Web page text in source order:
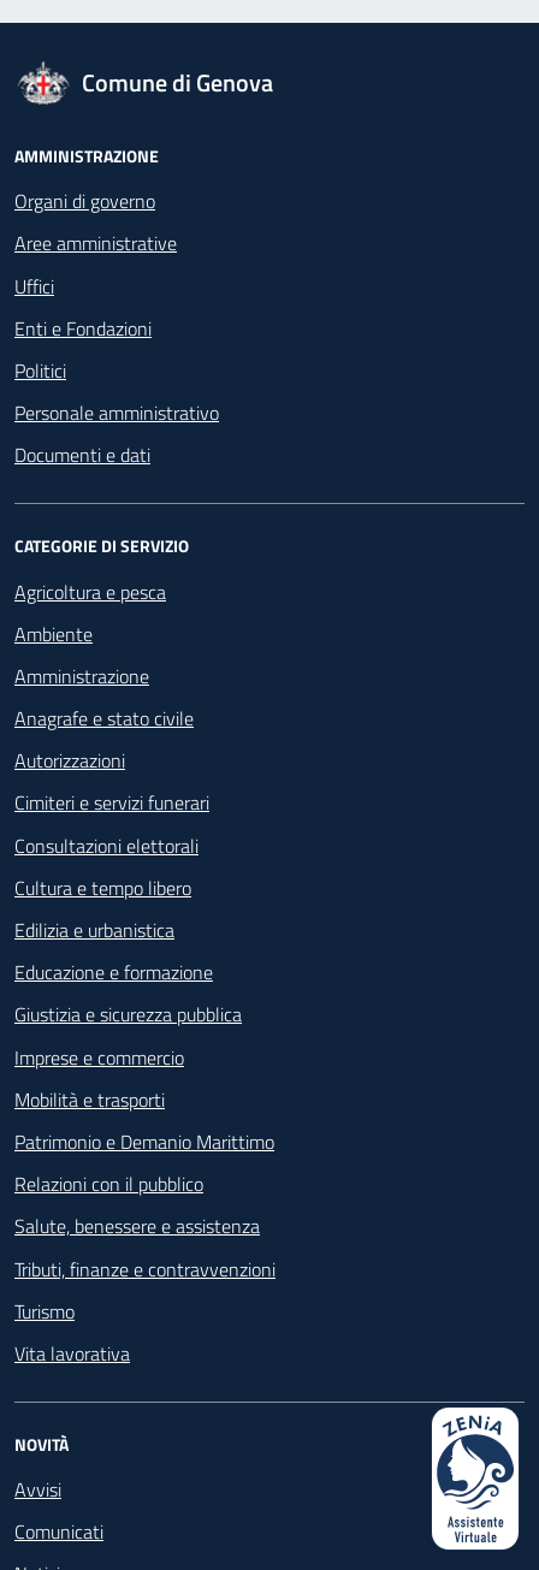
logo Unione Europea
Comune di Genova
Footer - Navigazione
AMMINISTRAZIONE
Organi di governo
Aree amministrative
Uffici
Enti e Fondazioni
Politici
Personale amministrativo
Documenti e dati
CATEGORIE DI SERVIZIO
Agricoltura e pesca
Ambiente
Amministrazione
Anagrafe e stato civile
Autorizzazioni
Cimiteri e servizi funerari
Consultazioni elettorali
Cultura e tempo libero
Edilizia e urbanistica
Educazione e formazione
Giustizia e sicurezza pubblica
Imprese e commercio
Mobilità e trasporti
Patrimonio e Demanio Marittimo
Relazioni con il pubblico
Salute, benessere e assistenza
Tributi, finanze e contravvenzioni
Turismo
Vita lavorativa
NOVITÀ
Avvisi
Comunicati